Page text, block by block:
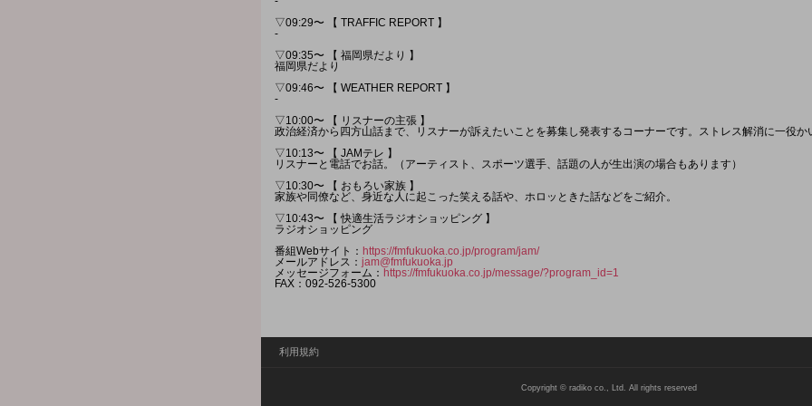
▽09:29〜 【 TRAFFIC REPORT 】
-
▽09:35〜 【 福岡県だより 】
福岡県だより
▽09:46〜 【 WEATHER REPORT 】
-
▽10:00〜 【 リスナーの主張 】
政治経済から四方山話まで、リスナーが訴えたいことを募集し発表するコーナーです。ストレス解消に一役か
▽10:13〜 【 JAMテレ 】
リスナーと電話でお話。（アーティスト、スポーツ選手、話題の人が生出演の場合もあります）
▽10:30〜 【 おもろい家族 】
家族や同僚など、身近な人に起こった笑える話や、ホロッときた話などをご紹介。
▽10:43〜 【 快適生活ラジオショッピング 】
ラジオショッピング
番組Webサイト： https://fmfukuoka.co.jp/program/jam/
メールアドレス： jam@fmfukuoka.jp
メッセージフォーム： https://fmfukuoka.co.jp/message/?program_id=1
FAX：092-526-5300
利用規約
Copyright © radiko co., Ltd. All rights reserved